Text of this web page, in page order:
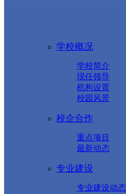
学校概况
学校简介
现任领导
机构设置
校园风景
校企合作
重点项目
最新动态
专业建设
专业建设动态